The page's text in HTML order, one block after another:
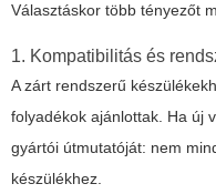
Választáskor több tényezőt
1. Kompatibilitás és
A zárt rendszerű
folyadékok ajánlottak. Ha új
gyártói útmutatóját: nem
készülékhez.